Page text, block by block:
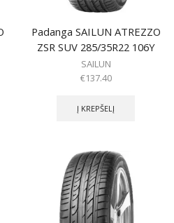
Padanga SAILUN ATREZZO
ZSR SUV 285/35R22 106Y
SAILUN
€137.40
Į KREPŠELĮ